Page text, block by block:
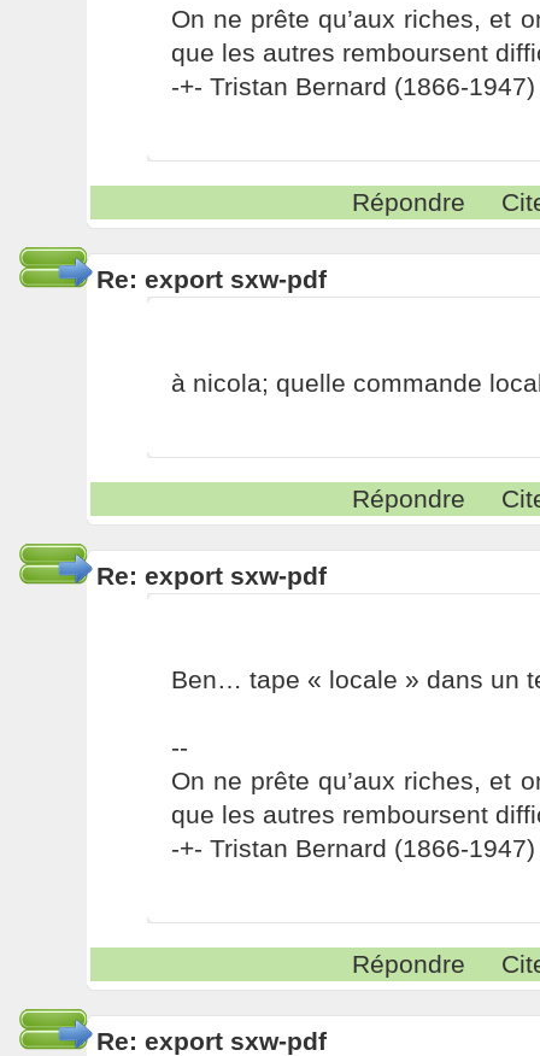
On ne prête qu’aux riches, et
que les autres remboursent
-+- Tristan Bernard (1866-1947)
Répondre
Re: export sxw-pdf
à nicola; quelle commande
Répondre
Re: export sxw-pdf
Ben… tape « locale » dans un
--
On ne prête qu’aux riches, et
que les autres remboursent
-+- Tristan Bernard (1866-1947)
Répondre
Re: export sxw-pdf